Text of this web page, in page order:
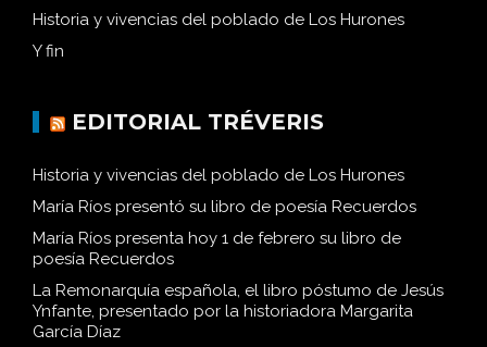
Historia y vivencias del poblado de Los Hurones
Y fin
EDITORIAL TRÉVERIS
Historia y vivencias del poblado de Los Hurones
María Ríos presentó su libro de poesía Recuerdos
María Ríos presenta hoy 1 de febrero su libro de
poesía Recuerdos
La Remonarquía española, el libro póstumo de Jesús
Ynfante, presentado por la historiadora Margarita
García Díaz